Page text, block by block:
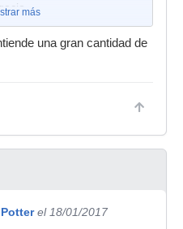
más
una gran cantidad de
el 18/01/2017